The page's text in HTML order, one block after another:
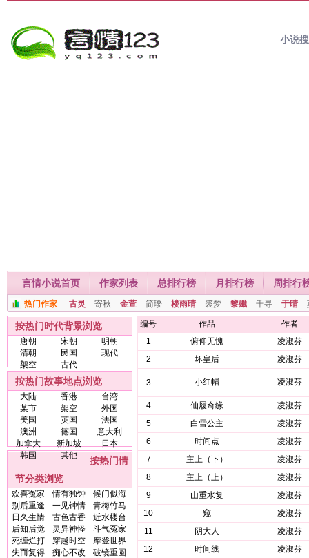
小说
言情小说首页 作家列表 总排行榜 月排行榜 周排行
热门作家 古灵 寄秋 金萱 简璎 楼雨晴 裘梦 黎孅 千寻 于晴
按热门时代背景浏览
唐朝 宋朝
明朝
清朝
民国
现代
架空
古代
按热门故事地点浏览
大陆 香港
台湾
某市
架空
外国
美国
英国
法国
澳洲
德国
意大利
加拿大
新加坡
日本
韩国
其他
按热门情
节分类浏览
欢喜冤家 情有独钟
候门似海
别后重逢
一见钟情
青梅竹马
日久生情
古色古香
近水楼台
后知后觉
灵异神怪
斗气冤家
死缠烂打
穿越时空
摩登世界
失而复得
痴心不改
破镜重圆
编号 作品
作者
1
俯仰无愧
凌淑芬
2
坏皇后 凌淑芬
3 小红帽 凌淑芬
4 仙履奇缘
凌淑芬
5
白雪公主
凌淑芬
6
时间点
凌淑芬
7
主上（下）
凌淑芬
8
主上（上）
凌淑芬
9
山重水复
凌淑芬
10
窥
凌淑芬
11
阴大人
凌淑芬
12
时间线 凌淑芬